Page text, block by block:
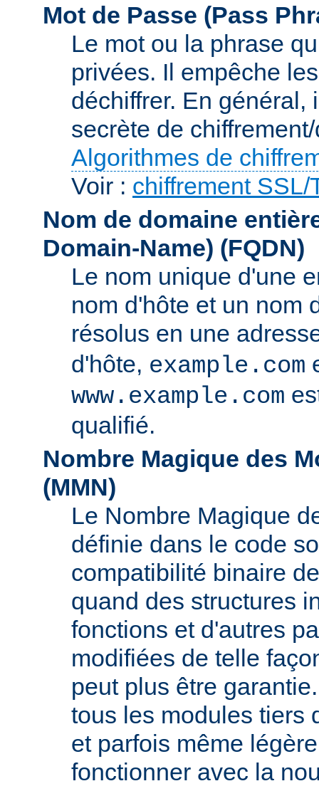
Mot de Passe (Pass
Le mot ou la phrase
privées. Il empêche
déchiffrer. En général,
secrète de
Algorithmes de
Voir : chiffrement SSL/
Nom de domaine
Domain-Name) (FQDN)
Le nom unique d'une
nom d'hôte et un nom
résolus en une
d'hôte, example.com
www.example.com
qualifié.
Nombre Magique des
(MMN)
Le Nombre Magique
définie dans le code
compatibilité binaire
quand des structures
fonctions et d'autres
modifiées de telle
peut plus être
tous les modules tiers
et parfois même
fonctionner avec la